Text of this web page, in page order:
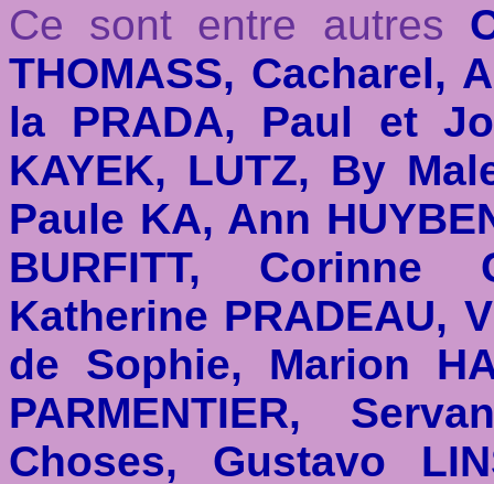
Ce sont entre autres
THOMASS, Cacharel,
la PRADA, Paul et
KAYEK, LUTZ, By
Paule KA, Ann
BURFITT, Corinne
Katherine PRADEAU,
de Sophie, Marion
PARMENTIER,
Choses, Gustavo